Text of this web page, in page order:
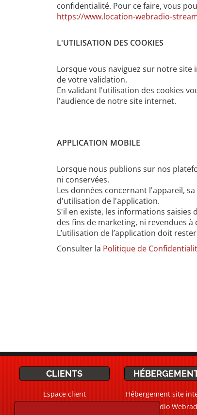
confidentialité. Pour ce faire, vous
https://www.location-webradio-
L'UTILISATION DES COOKIES
Lorsque vous naviguez sur notre
de votre validation.
En validant l'utilisation des cookies
l'audience de notre site internet.
APPLICATION MOBILE
Lorsque nous publions sur nos
ni conservées.
Les données concernant l'appareil,
d'utilisation de l'application.
S'il en existe, les informations saisies
des fins de marketing, ni revendues à
L’utilisation de l’application doit
Consulter la Politique de
CLIENTS
Espace client
Hébergement site
CMS Radio